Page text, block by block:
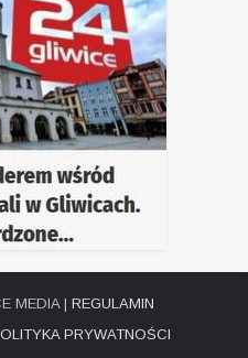
MEDIA | REGULAMIN
PRYWATNOŚCI